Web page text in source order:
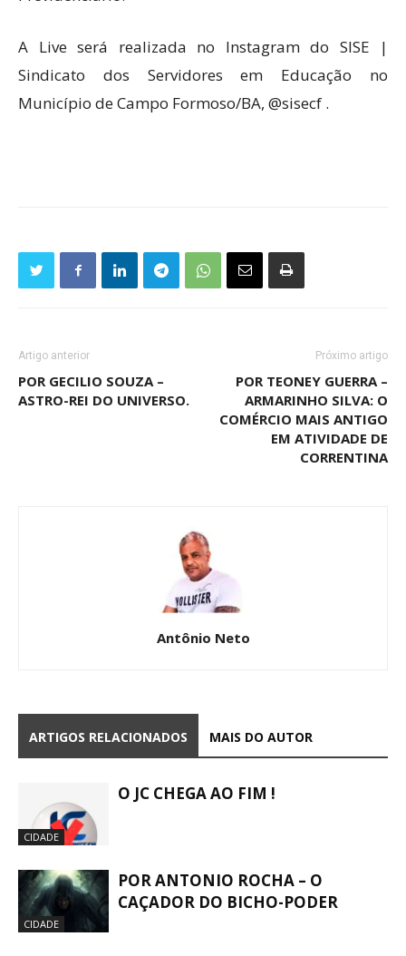
A Live será realizada no Instagram do SISE |
Sindicato dos Servidores em Educação no
Município de Campo Formoso/BA, @sisecf .
Artigo anterior
POR GECILIO SOUZA –
ASTRO-REI DO UNIVERSO.
Próximo artigo
POR TEONEY GUERRA –
ARMARINHO SILVA: O
COMÉRCIO MAIS ANTIGO
EM ATIVIDADE DE
CORRENTINA
Antônio Neto
ARTIGOS RELACIONADOS MAIS DO AUTOR
CIDADE
O JC CHEGA AO FIM !
CIDADE
POR ANTONIO ROCHA – O
CAÇADOR DO BICHO-PODER